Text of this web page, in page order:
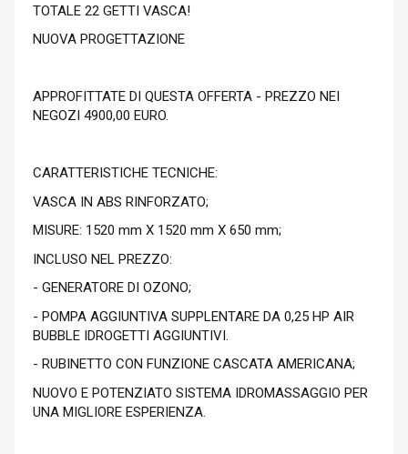
TOTALE 22 GETTI VASCA!
NUOVA PROGETTAZIONE
APPROFITTATE DI QUESTA OFFERTA - PREZZO NEI
NEGOZI 4900,00 EURO.
CARATTERISTICHE TECNICHE:
VASCA IN ABS RINFORZATO;
MISURE: 1520 mm X 1520 mm X 650 mm;
INCLUSO NEL PREZZO:
- GENERATORE DI OZONO;
- POMPA AGGIUNTIVA SUPPLENTARE DA 0,25 HP AIR
BUBBLE IDROGETTI AGGIUNTIVI.
- RUBINETTO CON FUNZIONE CASCATA AMERICANA;
NUOVO E POTENZIATO SISTEMA IDROMASSAGGIO PER
UNA MIGLIORE ESPERIENZA.